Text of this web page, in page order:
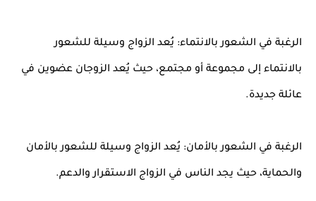
الرغبة في الشعور بالانتماء: يُعد الزواج وسيلة للشعور
بالانتماء إلى مجموعة أو مجتمع، حيث يُعد الزوجان عضوين في
عائلة جديدة.
الرغبة في الشعور بالأمان: يُعد الزواج وسيلة للشعور بالأمان
والحماية، حيث يجد الناس في الزواج الاستقرار والدعم.